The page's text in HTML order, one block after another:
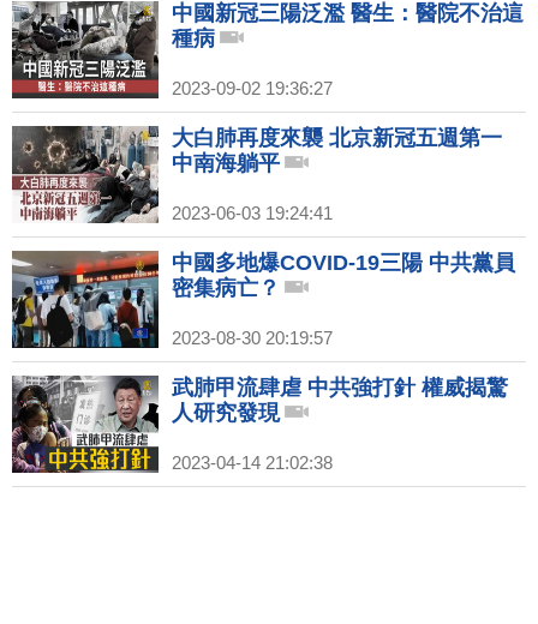
中國新冠三陽泛濫 醫生：醫院不治這
種病
2023-09-02 19:36:27
大白肺再度來襲 北京新冠五週第一
中南海躺平
2023-06-03 19:24:41
中國多地爆COVID-19三陽 中共黨員
密集病亡？
2023-08-30 20:19:57
武肺甲流肆虐 中共強打針 權威揭驚
人研究發現
2023-04-14 21:02:38